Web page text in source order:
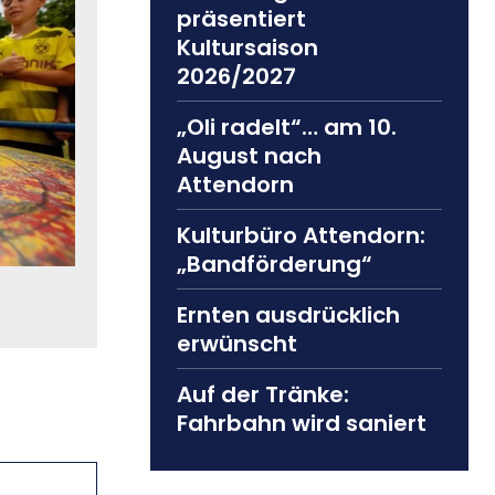
präsentiert
Kultursaison
2026/2027
„Oli radelt“… am 10.
August nach
Attendorn
Kulturbüro Attendorn:
„Bandförderung“
Ernten ausdrücklich
erwünscht
Auf der Tränke:
Fahrbahn wird saniert